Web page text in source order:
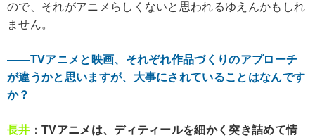
ので、それがアニメらしくないと思われるゆえんかもしれ
ません。
――TVアニメと映画、それぞれ作品づくりのアプローチ
が違うかと思いますが、大事にされていることはなんです
か？
長井 ： TVアニメは、ディティールを細かく突き詰めて情